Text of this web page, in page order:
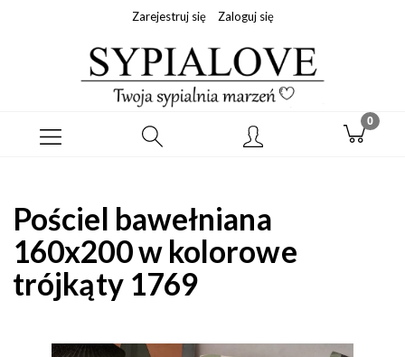
Zarejestruj się Zaloguj się
Pościel bawełniana
160x200 w kolorowe
trójkąty 1769